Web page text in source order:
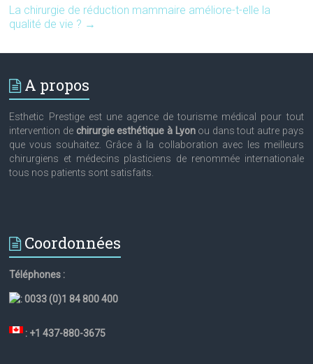
La chirurgie de réduction mammaire améliore-t-elle la
qualité de vie ? →
A propos
Esthetic Prestige est une agence de tourisme médical pour tout
intervention de chirurgie esthétique à Lyonou dans tout autre pays
que vous souhaitez. Grâce à la collaboration avec les meilleurs
chirurgiens et médecins plasticiens de renommée internationale
tous nos patients sont satisfaits.
Coordonnées
Téléphones :
:0033 (0)1 84 800 400
: +1 437-880-3675